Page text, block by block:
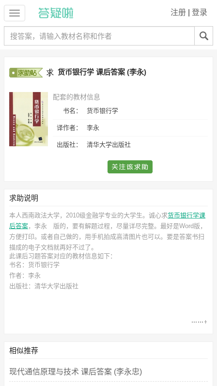
注册 登录
货币银行学 课后答案 (李永)
配套的教材信息
书名： 货币银行学
译作者： 李永
出版社： 清华大学出版社
求助说明
本人西南政法大学，2010级金融学专业的大学生。诚心求货币银行学课
后答案，李永 版的，要有解题过程，尽量详尽完整。最好是Word版，
方便打印。或者自己做的，用手机拍成高清图片也可以。要是答案书扫
描成的电子文档就再好不过了。
此课后习题答案对应的教材信息如下：
书名：货币银行学
作者：李永
出版社：清华大学出版社
相似推荐
现代通信原理与技术 课后答案 (李永忠)